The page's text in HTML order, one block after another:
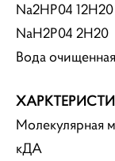
Na2HP04
NaH2P04
Вода
Молекулярная
кДА